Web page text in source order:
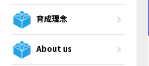
育成理念
About us